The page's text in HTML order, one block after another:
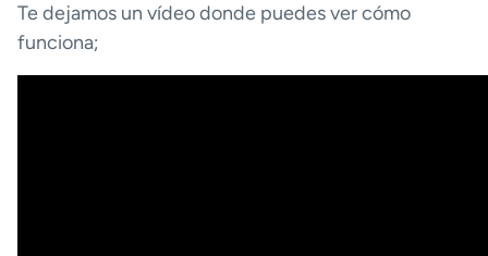
Te dejamos un vídeo donde puedes ver cómo
funciona;